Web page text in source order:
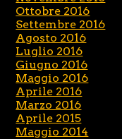
Ottobre 2016
Settembre 2016
Agosto 2016
Luglio 2016
Giugno 2016
Maggio 2016
Aprile 2016
Marzo 2016
Aprile 2015
Maggio 2014